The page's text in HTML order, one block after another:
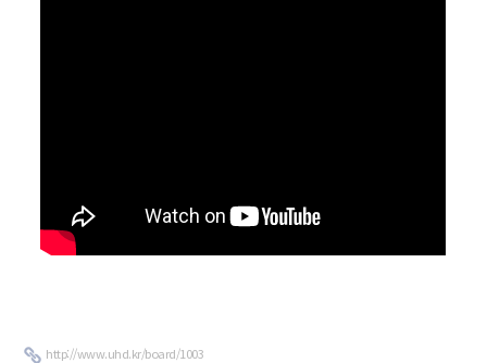
http://www.uhd.kr/board/1003